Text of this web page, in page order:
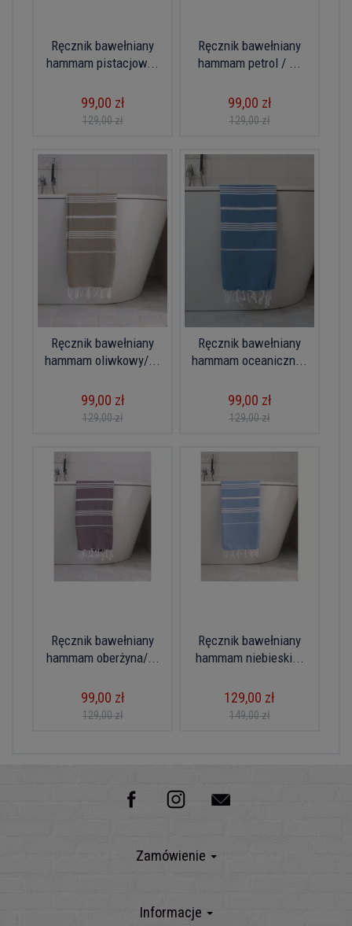
Ręcznik bawełniany
hammam pistacjow...
99,00 zł
129,00 zł
Ręcznik bawełniany
hammam petrol / ...
99,00 zł
129,00 zł
Ręcznik bawełniany
hammam oliwkowy/...
99,00 zł
129,00 zł
Ręcznik bawełniany
hammam oceaniczn...
99,00 zł
129,00 zł
Ręcznik bawełniany
hammam oberżyna/...
99,00 zł
129,00 zł
Ręcznik bawełniany
hammam niebieski...
129,00 zł
149,00 zł
Zamówienie
Informacje